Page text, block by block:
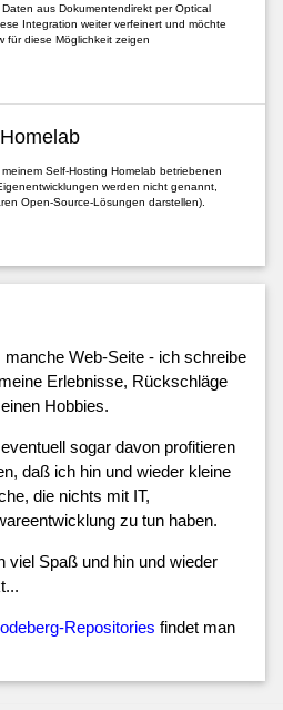
aus Dokumentendirekt per Optical
Integration weiter verfeinert und möchte
für diese Möglichkeit zeigen
Self-Hosting Homelab betriebenen
werden nicht genannt,
Open-Source-Lösungen darstellen).
Web-Seite - ich schreibe
Erlebnisse, Rückschläge
Hobbies.
sogar davon profitieren
daß ich hin und wieder kleine
die nichts mit IT,
zu tun haben.
viel Spaß und hin und wieder
Repositories findet man